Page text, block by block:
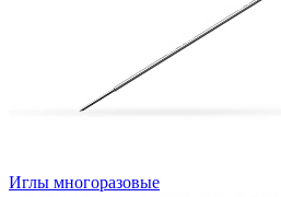
Иглы многоразовые